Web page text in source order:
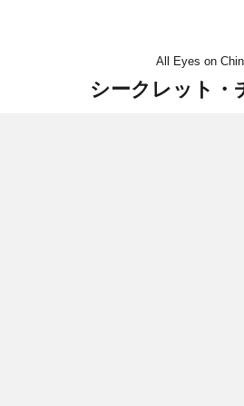
All Eyes on
シークレット・